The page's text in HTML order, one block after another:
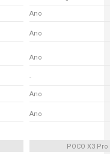
Ano
Ano
Ano
-
Ano
Ano
POCO X3 Pro